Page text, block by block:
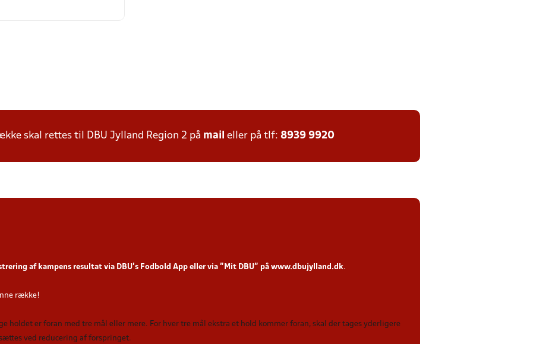
skal rettes til DBU Jylland Region 2 på mail eller på tlf: 8939 9920
af kampens resultat via DBU’s Fodbold App eller via ”Mit DBU” på www.dbujylland.dk.
række!
holdet er foran med tre mål eller mere. For hver tre mål ekstra et hold kommer foran, skal der tages yderligere
ved reducering af forspringet.